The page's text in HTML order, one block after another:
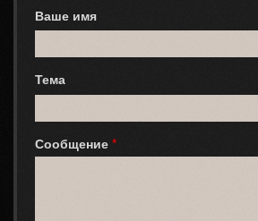
Ваше имя
Тема
Сообщение *